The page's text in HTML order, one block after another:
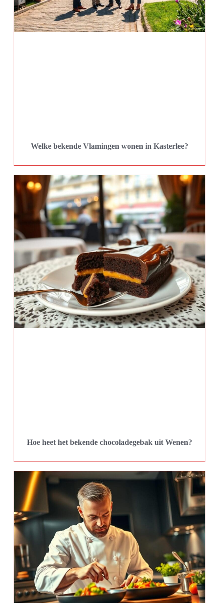
Welke bekende Vlamingen wonen in Kasterlee?
Hoe heet het bekende chocoladegebak uit Wenen?